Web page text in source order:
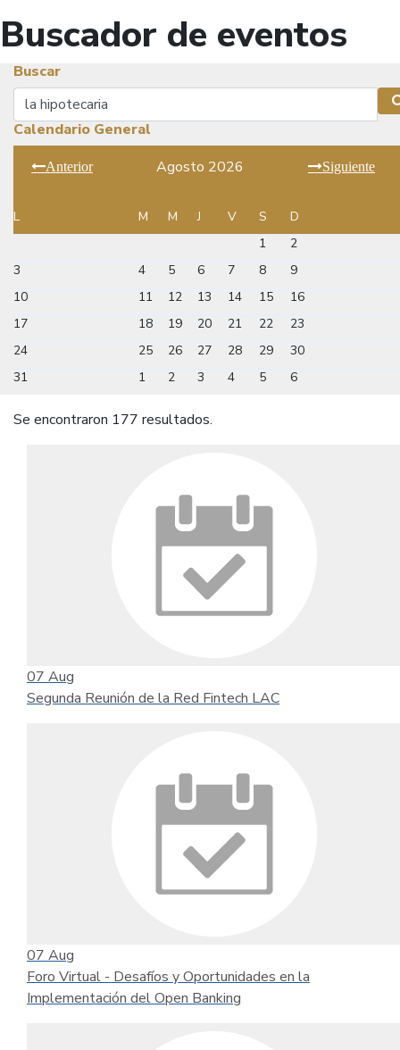
Buscador de eventos
Buscar
Buscar
Calendario General
Anterior Agosto 2026 Siguiente
L M M J V S
D
1
2
3
4 5 6 7 8
9
10
11 12 13 14 15
16
17
18 19 20 21 22
23
24
25 26 27 28 29
30
31
1 2 3 4 5 6
Se encontraron 177 resultados.
07 Aug
Segunda Reunión de la Red Fintech LAC
07 Aug
Foro Virtual - Desafíos y Oportunidades en la
Implementación del Open Banking